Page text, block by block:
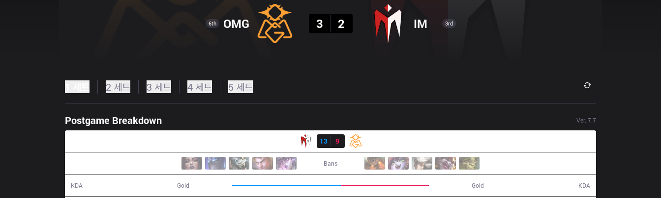
6th OMG
3
2 IM 3rd
2 세트 3 세트 4 세트 5 세트
Postgame Breakdown Ver. 7.7
13
9
Bans
KDA Gold Gold KDA